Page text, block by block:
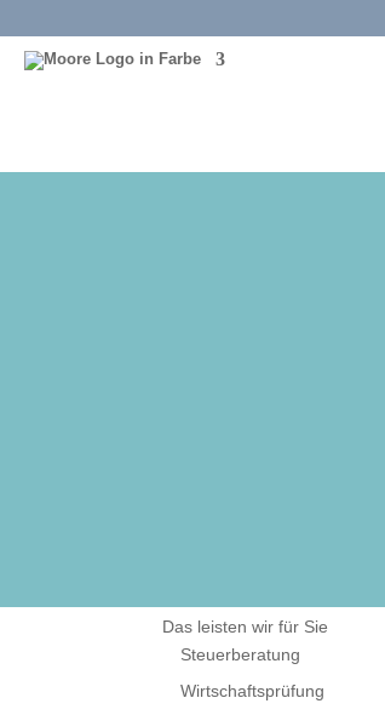
Das leis­ten wir für Sie
Steuerberatung
Wirtschaftsprüfung